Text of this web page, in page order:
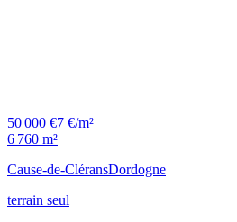
50 000 €7 €/m²
6 760 m²
Cause-de-CléransDordogne
terrain seul